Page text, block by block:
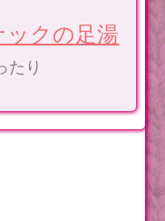
ックの足湯
たり